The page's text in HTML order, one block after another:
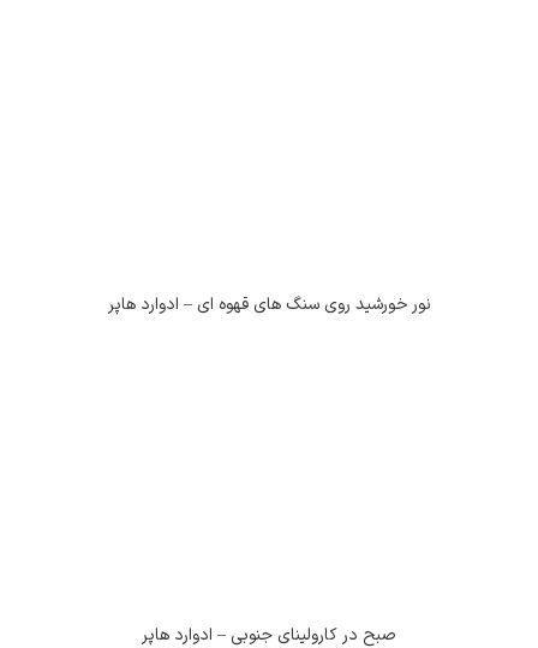
نور خورشید روی سنگ های قهوه ای – ادوارد هاپر
صبح در کارولینای جنوبی – ادوارد هاپر